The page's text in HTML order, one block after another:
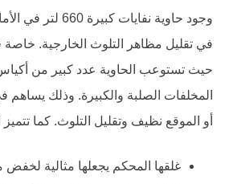
وجود حاوية نفايات
في تقليل مظاهر التلوث الخارجية. خاصة
حيث تستوعب الحاوية عدد كبير من
المخلفات الصلبة والكبيرة. وذلك يساهم
أو الموقع نظيف وتقليل التلوث. كما تتميز
غلقها المحكم يجعلها مثالية لخفض